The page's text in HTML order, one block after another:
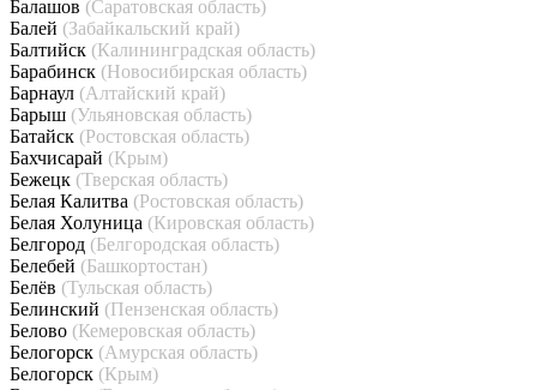
Балашов (Саратовская область)
Балей (Забайкальский край)
Балтийск (Калининградская область)
Барабинск (Новосибирская область)
Барнаул (Алтайский край)
Барыш (Ульяновская область)
Батайск (Ростовская область)
Бахчисарай (Крым)
Бежецк (Тверская область)
Белая Калитва (Ростовская область)
Белая Холуница (Кировская область)
Белгород (Белгородская область)
Белебей (Башкортостан)
Белёв (Тульская область)
Белинский (Пензенская область)
Белово (Кемеровская область)
Белогорск (Амурская область)
Белогорск (Крым)